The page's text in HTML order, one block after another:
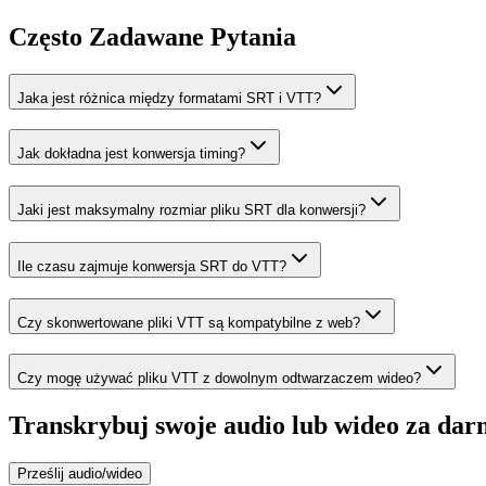
Często Zadawane Pytania
Jaka jest różnica między formatami SRT i VTT?
Jak dokładna jest konwersja timing?
Jaki jest maksymalny rozmiar pliku SRT dla konwersji?
Ile czasu zajmuje konwersja SRT do VTT?
Czy skonwertowane pliki VTT są kompatybilne z web?
Czy mogę używać pliku VTT z dowolnym odtwarzaczem wideo?
Transkrybuj swoje audio lub wideo za
Prześlij audio/wideo